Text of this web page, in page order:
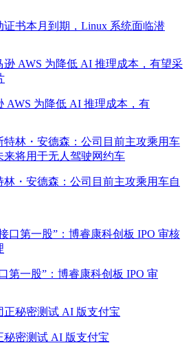
证书本月到期，Linux 系统面临潜
AWS 为降低 AI 推理成本，有
・安德森：公司目前主攻乘用车自
第一股”：博睿康科创板 IPO 审
秘密测试 AI 版支付宝